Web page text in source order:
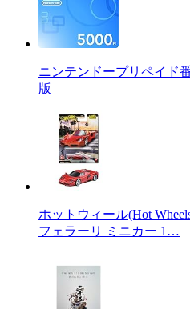
ニンテンドープリペイド
版
ホットウィール(Hot
フェラーリ ミニカー 1…